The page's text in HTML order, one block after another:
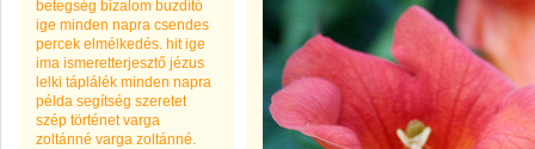
betegség bizalom buzdító
ige minden napra csendes
percek elmélkedés. hit ige
ima ismeretterjesztő jézus
lelki táplálék minden napra
példa segítség szeretet
szép történet varga
zoltánné varga zoltánné.